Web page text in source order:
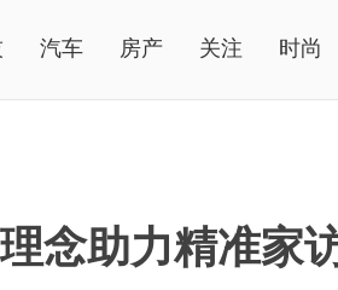
汽车 房产 关注 时尚
念助力精准家